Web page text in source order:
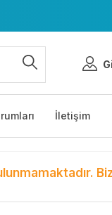
İletişim